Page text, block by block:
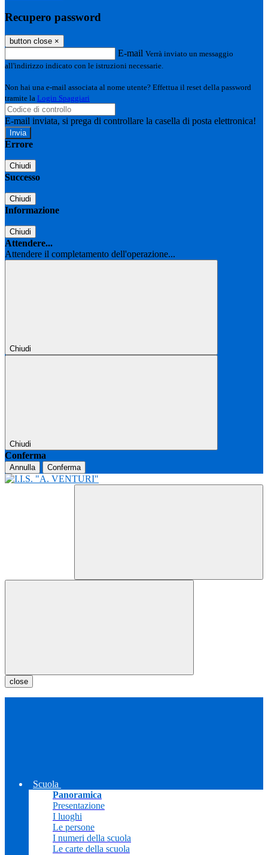
Recupero password
button close ×
E-mail Verrà inviato un messaggio
all'indirizzo indicato con le istruzioni necessarie.
Non hai una e-mail associata al nome utente? Effettua il reset della password
tramite la Login Spaggiari
E-mail inviata, si prega di controllare la casella di posta elettronica!
Errore
Chiudi
Successo
Chiudi
Informazione
Chiudi
Attendere...
Attendere il completamento dell'operazione...
Chiudi
Chiudi
Conferma
Annulla Conferma
close
Scuola
Panoramica
Presentazione
I luoghi
Le persone
I numeri della scuola
Le carte della scuola